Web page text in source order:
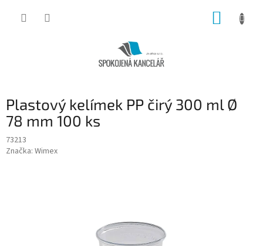
Plastový kelímek PP čirý 300 ml Ø
78 mm 100 ks
73213
Značka: Wimex